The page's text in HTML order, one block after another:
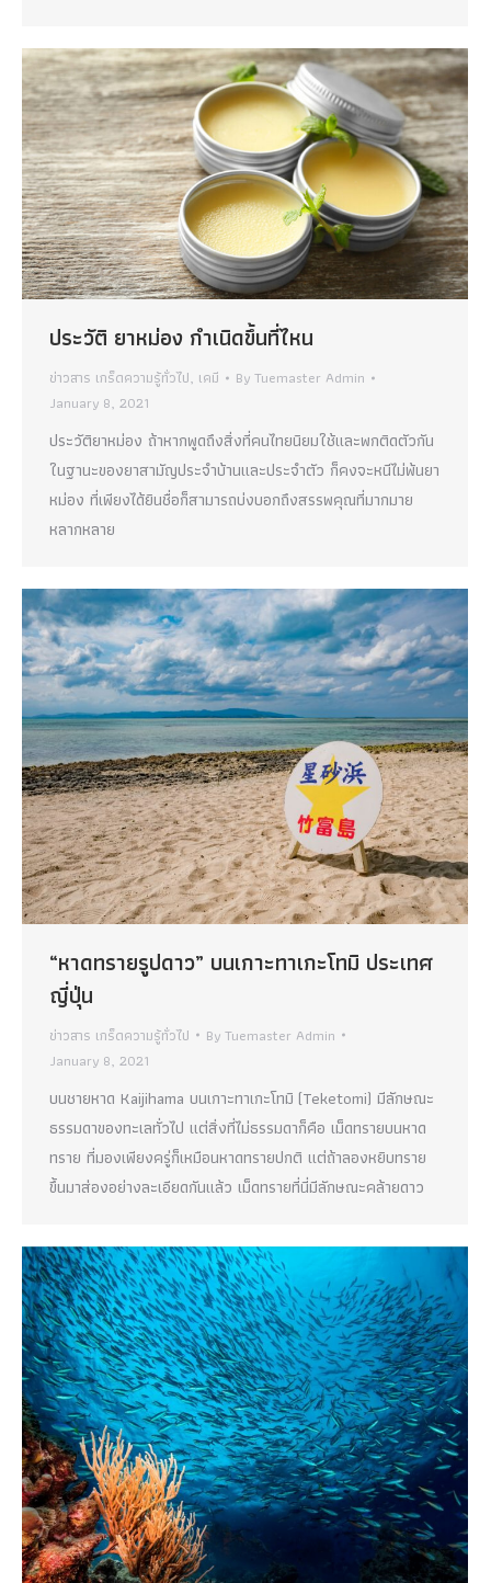
ประวัติ ยาหม่อง กำเนิดขึ้นที่ไหน
ข่าวสาร เกร็ดความรู้ทั่วไป, เคมี ByTuemaster Admin
January 8, 2021
ประวัติยาหม่อง ถ้าหากพูดถึงสิ่งที่คนไทยนิยมใช้และพกติดตัวกัน
ในฐานะของยาสามัญประจำบ้านและประจำตัว ก็คงจะหนีไม่พ้นยา
หม่อง ที่เพียงได้ยินชื่อก็สามารถบ่งบอกถึงสรรพคุณที่มากมาย
หลากหลาย
“หาดทรายรูปดาว” บนเกาะทาเกะโทมิ ประเทศ
ญี่ปุ่น
ข่าวสาร เกร็ดความรู้ทั่วไป ByTuemaster Admin
January 8, 2021
บนชายหาด Kaijihama บนเกาะทาเกะโทมิ (Teketomi) มีลักษณะ
ธรรมดาของทะเลทั่วไป แต่สิ่งที่ไม่ธรรมดาก็คือ เม็ดทรายบนหาด
ทราย ที่มองเพียงครู่ก็เหมือนหาดทรายปกติ แต่ถ้าลองหยิบทราย
ขึ้นมาส่องอย่างละเอียดกันแล้ว เม็ดทรายที่นี่มีลักษณะคล้ายดาว